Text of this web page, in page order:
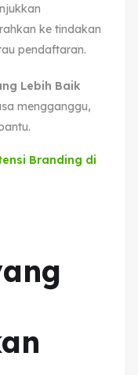
ke tindakan
pendaftaran.
Lebih Baik
mengganggu,
Branding di